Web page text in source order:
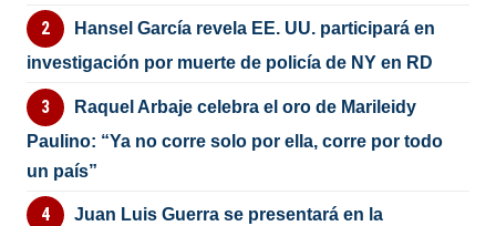
Hansel García revela EE. UU. participará en
investigación por muerte de policía de NY en RD
Raquel Arbaje celebra el oro de Marileidy
Paulino: “Ya no corre solo por ella, corre por todo
un país”
Juan Luis Guerra se presentará en la